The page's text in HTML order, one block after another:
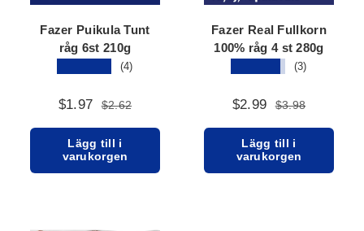
Fazer Puikula Tunt
råg 6st 210g
(4)
$1.97 $2.62
Lägg till i
varukorgen
Fazer Real Fullkorn
100% råg 4 st 280g
(3)
$2.99 $3.98
Lägg till i
varukorgen